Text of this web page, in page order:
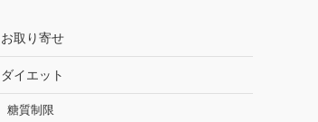
お取り寄せ
ダイエット
糖質制限